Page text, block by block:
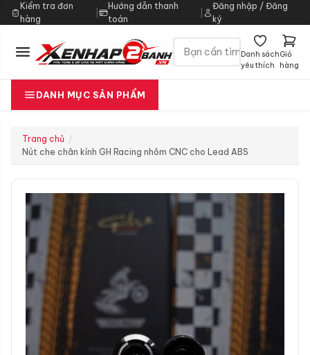
Kiểm tra đơn
hàng
|
Hướng dẫn thanh
toán
Đăng nhập / Đăng
ký
Danh sách
yêu thích
Giỏ
hàng
DANH MỤC SẢN PHẨM
Trang chủ
Nút che chân kính GH Racing nhôm CNC cho Lead ABS